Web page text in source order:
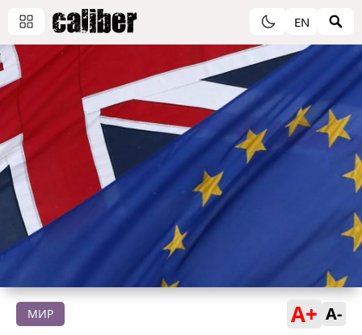
EN
МИР A+ A-